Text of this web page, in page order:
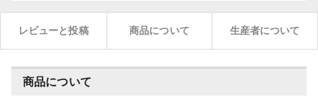
レビューと投稿 商品について 生産者について
商品について